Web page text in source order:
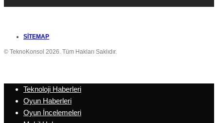
SITEMAP
© TeknoKonsol 2026. Tüm Hakları Saklıdır.
Teknoloji Haberleri
Oyun Haberleri
Oyun İncelemeleri